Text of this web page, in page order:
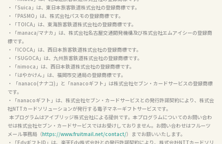
・「Ponta」は、株式会社ロイヤリティ マーケティングの登録商標です。
・「Pontaポイント コード」は、株式会社ロイヤリティ マーケティングとの発行許諾契約に
より、株式会社NTTカードソリューションが発行するサービスです。
・「Kitaca」は、北海道旅客鉄道株式会社の登録商標です。
・「Suica」は、東日本旅客鉄道株式会社の登録商標です。
・「PASMO」は、株式会社パスモの登録商標です。
・「TOICA」は、東海旅客鉄道株式会社の登録商標です。
・「manaca/マナカ」は、株式会社名古屋交通開発機構及び株式会社エムアイシーの登録商
標です。
・「ICOCA」は、西日本旅客鉄道株式会社の登録商標です。
・「SUGOCA」は、九州旅客鉄道株式会社の登録商標です。
・「nimoca」は、西日本鉄道株式会社の登録商標です。
・「はやかけん」は、福岡市交通局の登録商標です。
・ 「nanaco(ナナコ)」と「nanacoギフト」は株式会社セブン・カードサービスの登録商標
です。
・「nanacoギフト」は、株式会社セブン・カードサービスとの発行許諾契約により、株式会
社NTTカードソリューションが発行する電子マネーギフトサービスです。